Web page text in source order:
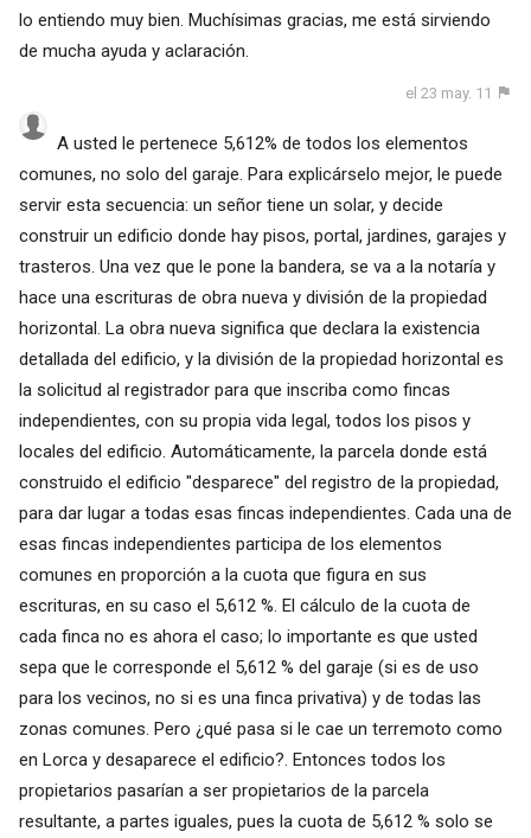
lo entiendo muy bien. Muchísimas gracias, me está sirviendo
de mucha ayuda y aclaración.
el 23 may. 11
A usted le pertenece 5,612% de todos los elementos
comunes, no solo del garaje. Para explicárselo mejor, le puede
servir esta secuencia: un señor tiene un solar, y decide
construir un edificio donde hay pisos, portal, jardines, garajes y
trasteros. Una vez que le pone la bandera, se va a la notaría y
hace una escrituras de obra nueva y división de la propiedad
horizontal. La obra nueva significa que declara la existencia
detallada del edificio, y la división de la propiedad horizontal es
la solicitud al registrador para que inscriba como fincas
independientes, con su propia vida legal, todos los pisos y
locales del edificio. Automáticamente, la parcela donde está
construido el edificio "desparece" del registro de la propiedad,
para dar lugar a todas esas fincas independientes. Cada una de
esas fincas independientes participa de los elementos
comunes en proporción a la cuota que figura en sus
escrituras, en su caso el 5,612 %. El cálculo de la cuota de
cada finca no es ahora el caso; lo importante es que usted
sepa que le corresponde el 5,612 % del garaje (si es de uso
para los vecinos, no si es una finca privativa) y de todas las
zonas comunes. Pero ¿qué pasa si le cae un terremoto como
en Lorca y desaparece el edificio?. Entonces todos los
propietarios pasarían a ser propietarios de la parcela
resultante, a partes iguales, pues la cuota de 5,612 % solo se